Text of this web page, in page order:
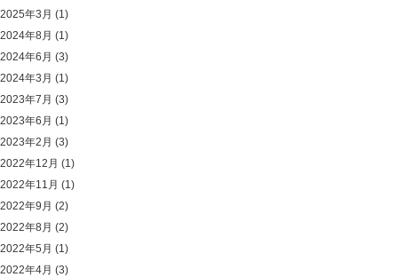
2025年3月 (1)
2024年8月 (1)
2024年6月 (3)
2024年3月 (1)
2023年7月 (3)
2023年6月 (1)
2023年2月 (3)
2022年12月 (1)
2022年11月 (1)
2022年9月 (2)
2022年8月 (2)
2022年5月 (1)
2022年4月 (3)